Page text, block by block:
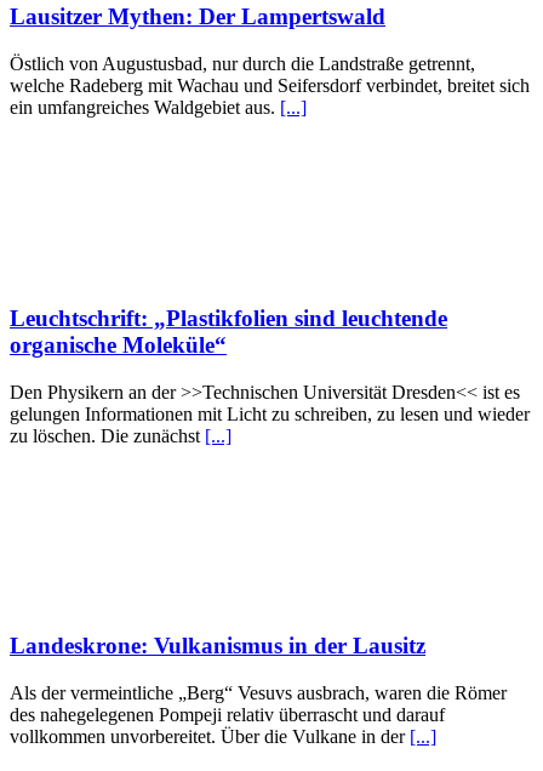
Lausitzer Mythen: Der Lampertswald
Östlich von Augustusbad, nur durch die Landstraße getrennt,
welche Radeberg mit Wachau und Seifersdorf verbindet, breitet sich
ein umfangreiches Waldgebiet aus. [...]
Leuchtschrift: „Plastikfolien sind leuchtende
organische Moleküle“
Den Physikern an der >>Technischen Universität Dresden<< ist es
gelungen Informationen mit Licht zu schreiben, zu lesen und wieder
zu löschen. Die zunächst [...]
Landeskrone: Vulkanismus in der Lausitz
Als der vermeintliche „Berg“ Vesuvs ausbrach, waren die Römer
des nahegelegenen Pompeji relativ überrascht und darauf
vollkommen unvorbereitet. Über die Vulkane in der [...]